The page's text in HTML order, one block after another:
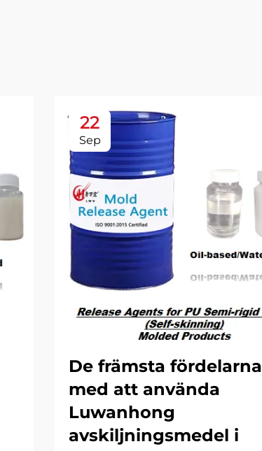
22
Sep
De främsta fördelarna
med att använda
Luwanhong
avskiljningsmedel i